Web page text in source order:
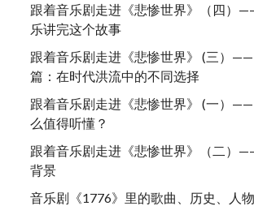
跟着音乐剧走进《悲惨世界》（四）
乐讲完这个故事
跟着音乐剧走进《悲惨世界》 (三）——
篇：在时代洪流中的不同选择
跟着音乐剧走进《悲惨世界》 (一）
么值得听懂？
跟着音乐剧走进《悲惨世界》（二）
背景
音乐剧《1776》里的歌曲、历史、人物